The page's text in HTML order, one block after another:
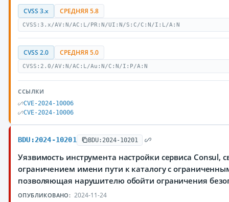
CVSS 3.x СРЕДНЯЯ 5.8
CVSS:3.x/AV:N/AC:L/PR:N/UI:N/S:C/C:N/I:L/A:N
CVSS 2.0 СРЕДНЯЯ 5.0
CVSS:2.0/AV:N/AC:L/Au:N/C:N/I:P/A:N
ССЫЛКИ
CVE-2024-10006
CVE-2024-10006
BDU:2024-10201 BDU:2024-10201
Уязвимость инструмента настройки сервиса Consul,
ограничением имени пути к каталогу с
позволяющая нарушителю обойти ограничения
ОПУБЛИКОВАНО: 2024-11-24